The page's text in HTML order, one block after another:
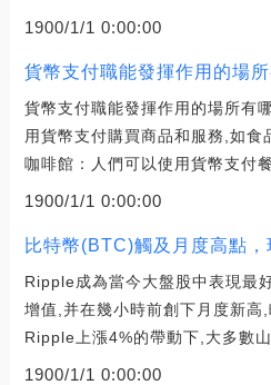
1900/1/1 0:00:00
貨幣支付職能發揮作用的場所
貨幣支付職能發揮作用的場所有
用貨幣支付購買商品和服務,如食
咖啡館：人們可以使用貨幣支付
1900/1/1 0:00:00
比特幣(BTC)觸及月度高點
Ripple成為當今大盤股中表現最
增值,并在幾小時前創下月度新
Ripple上漲4%的帶動下,大多數
1900/1/1 0:00:00